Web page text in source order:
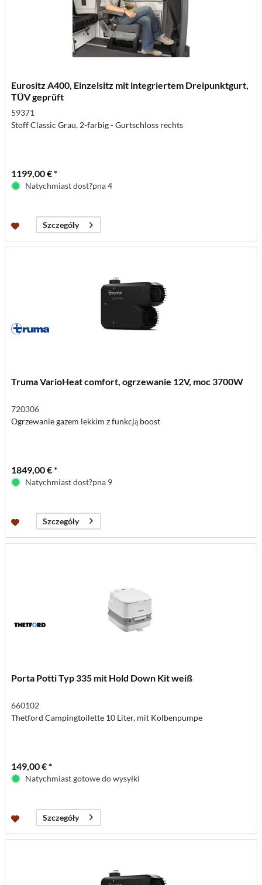
Eurositz A400, Einzelsitz mit integriertem Dreipunktgurt,
TÜV geprüft
59371
Stoff Classic Grau, 2-farbig - Gurtschloss rechts
1199,00 € *
Natychmiast dost?pna 4
Szczegóły
Truma VarioHeat comfort, ogrzewanie 12V, moc 3700W
720306
Ogrzewanie gazem lekkim z funkcją boost
1849,00 € *
Natychmiast dost?pna 9
Szczegóły
Porta Potti Typ 335 mit Hold Down Kit weiß
660102
Thetford Campingtoilette 10 Liter, mit Kolbenpumpe
149,00 € *
Natychmiast gotowe do wysyłki
Szczegóły